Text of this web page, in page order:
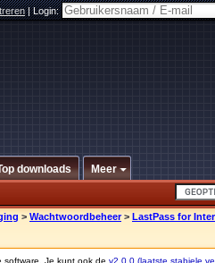
|Login:
downloads Meer
> Wachtwoordbeheer > LastPass for
software. Je kunt ook de v2.0.0 (laatste stabiele